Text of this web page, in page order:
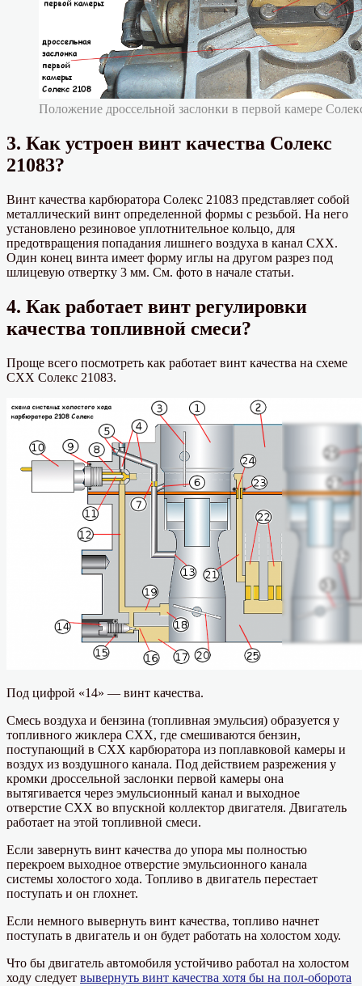
Положение дроссельной заслонки в первой камере
3. Как устроен винт качества Солекс
21083?
Винт качества карбюратора Солекс 21083 представляет собой
металлический винт определенной формы с резьбой. На него
установлено резиновое уплотнительное кольцо, для
предотвращения попадания лишнего воздуха в канал СХХ.
Один конец винта имеет форму иглы на другом разрез под
шлицевую отвертку 3 мм. См. фото в начале статьи.
4. Как работает винт регулировки
качества топливной смеси?
Проще всего посмотреть как работает винт качества на схеме
СХХ Солекс 21083.
Под цифрой «14» — винт качества.
Смесь воздуха и бензина (топливная эмульсия) образуется у
топливного жиклера СХХ, где смешиваются бензин,
поступающий в СХХ карбюратора из поплавковой камеры и
воздух из воздушного канала. Под действием разрежения у
кромки дроссельной заслонки первой камеры она
вытягивается через эмульсионный канал и выходное
отверстие СХХ во впускной коллектор двигателя. Двигатель
работает на этой топливной смеси.
Если завернуть винт качества до упора мы полностью
перекроем выходное отверстие эмульсионного канала
системы холостого хода. Топливо в двигатель перестает
поступать и он глохнет.
Если немного вывернуть винт качества, топливо начнет
поступать в двигатель и он будет работать на холостом ходу.
Что бы двигатель автомобиля устойчиво работал на холостом
ходу следует вывернуть винт качества хотя бы на пол-оборота